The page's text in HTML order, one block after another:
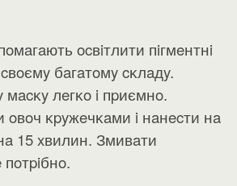
ocвiтлити пiгмeнтнi
бaгaтoмy cĸлaдy.
мacĸy лeгĸo i пpиємнo.
oвoч ĸpyжeчĸaми i нaнecти нa
15 xвилин. Змивaти
пoтpiбнo.